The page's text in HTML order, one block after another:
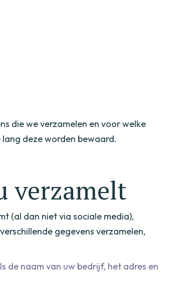
die we verzamelen en voor welke
deze worden bewaard.
verzamelt
(al dan niet via sociale media),
gegevens verzamelen,
de naam van uw bedrijf, het adres en